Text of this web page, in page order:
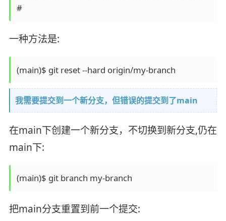
#
一种方法是:
我需要提交到一个新分支，但错误的提交到了main
在main下创建一个新分支，不切换到新分支,仍在
main下:
把main分支重置到前一个提交: